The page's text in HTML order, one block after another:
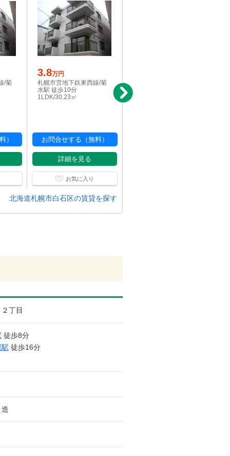
/菊
）
3.8万円
札幌市営地下鉄東西線/菊
水駅 徒歩10分
1LDK/30.23㎡
お問合せする（無料）
詳細を見る
お気に入り
札幌市営地下鉄東西線/菊
北海道札幌市白石区の賃貸を探す
２丁目
徒歩8分
徒歩16分